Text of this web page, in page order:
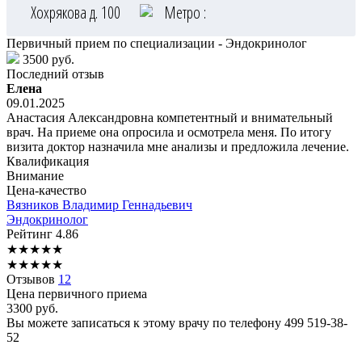
Хохрякова д. 100 Метро :
Первичный прием по специализации - Эндокринолог
3500 руб.
Последний отзыв
Елена
09.01.2025
Анастасия Александровна компетентный и внимательный
врач. На приеме она опросила и осмотрела меня. По итогу
визита доктор назначила мне анализы и предложила лечение.
Квалификация
Внимание
Цена-качество
Вязников Владимир Геннадьевич
Эндокринолог
Рейтинг 4.86
★★★★★
★★★★★
Отзывов 12
Цена первичного приема
3300 руб.
Вы можете записаться к этому врачу по телефону 499 519-38-
52